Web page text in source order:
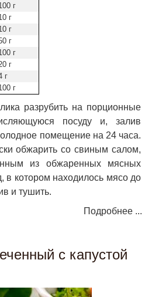
г
г
г
г
г
г
г
г
разрубить на порционные
посуду и, залив
помещение на 24 часа.
обжарить со свиным салом,
из обжаренных мясных
в котором находилось мясо до
и тушить.
Подробнее ...
с капустой